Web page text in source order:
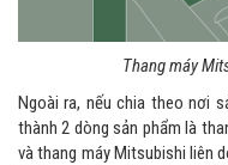
Thang máy
Ngoài ra, nếu chia theo nơi
thành 2 dòng sản phẩm là
và thang máy Mitsubishi liên